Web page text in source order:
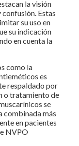
la visión
Estas
su uso en
su indicación
en cuenta la
como la
es
respaldado por
o tratamiento de
se
combinada más
en pacientes
NVPO